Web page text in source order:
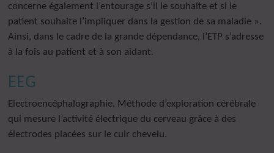
concerne également l’entourage s’il le souhaite et si le
patient souhaite l’impliquer dans la gestion de sa maladie ».
Ainsi, dans le cadre de la grande dépendance, l’ETP s’adresse
à la fois au patient et à son aidant.
EEG
Electroencéphalographie. Méthode d’exploration cérébrale
qui mesure l’activité électrique du cerveau grâce à des
électrodes placées sur le cuir chevelu.